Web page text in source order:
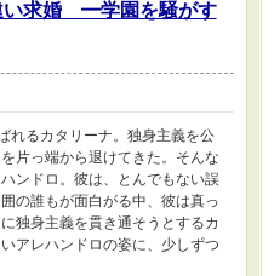
い求婚 ━学園を騒がす
れるカタリーナ。独身主義を公
片っ端から退けてきた。そんな
ンドロ。彼は、とんでもない誤
の誰もが面白がる中、彼は真っ
独身主義を貫き通そうとするカ
アレハンドロの姿に、少しずつ